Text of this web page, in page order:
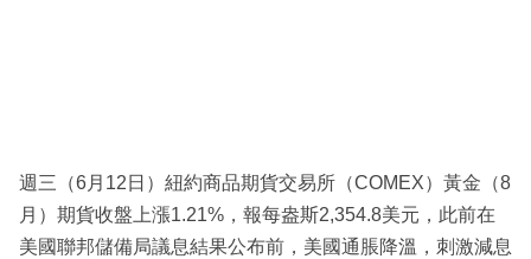
專
區
週三（6月12日）紐約商品期貨交易所（COMEX）黃金（8
月）期貨收盤上漲1.21%，報每盎斯2,354.8美元，此前在
美國聯邦儲備局議息結果公布前，美國通脹降溫，刺激減息